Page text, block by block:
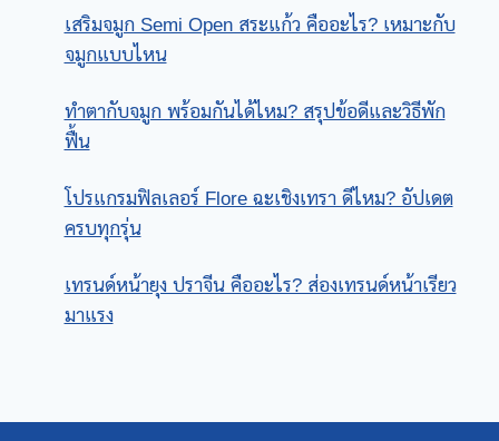
เสริมจมูก Semi Open สระแก้ว คืออะไร? เหมาะกับ
จมูกแบบไหน
ทําตากับจมูก พร้อมกันได้ไหม? สรุปข้อดีและวิธีพัก
ฟื้น
โปรแกรมฟิลเลอร์ Flore ฉะเชิงเทรา ดีไหม? อัปเดต
ครบทุกรุ่น
เทรนด์หน้ายุง ปราจีน คืออะไร? ส่องเทรนด์หน้าเรียว
มาแรง